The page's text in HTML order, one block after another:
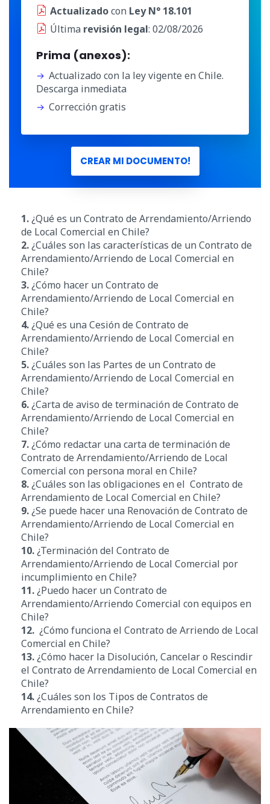
Actualizadocon Ley N° 18.101
Última revisión legal: 02/08/2026
Prima (anexos):
Actualizado con la ley vigente en Chile.
Descarga inmediata
Corrección gratis
CREAR MI DOCUMENTO!
1.¿Qué es un Contrato de Arrendamiento/Arriendo
de Local Comercial en Chile?
2.¿Cuáles son las características de un Contrato de
Arrendamiento/Arriendo de Local Comercial en
Chile?
3.¿Cómo hacer un Contrato de
Arrendamiento/Arriendo de Local Comercial en
Chile?
4.¿Qué es una Cesión de Contrato de
Arrendamiento/Arriendo de Local Comercial en
Chile?
5.¿Cuáles son las Partes de un Contrato de
Arrendamiento/Arriendo de Local Comercial en
Chile?
6.¿Carta de aviso de terminación de Contrato de
Arrendamiento/Arriendo de Local Comercial en
Chile?
7.¿Cómo redactar una carta de terminación de
Contrato de Arrendamiento/Arriendo de Local
Comercial con persona moral en Chile?
8.¿Cuáles son las obligaciones en el Contrato de
Arrendamiento de Local Comercial en Chile?
9.¿Se puede hacer una Renovación de Contrato de
Arrendamiento/Arriendo de Local Comercial en
Chile?
10.¿Terminación del Contrato de
Arrendamiento/Arriendo de Local Comercial por
incumplimiento en Chile?
11.¿Puedo hacer un Contrato de
Arrendamiento/Arriendo Comercial con equipos en
Chile?
12. ¿Cómo funciona el Contrato de Arriendo de Local
Comercial en Chile?
13.¿Cómo hacer la Disolución, Cancelar o Rescindir
el Contrato de Arrendamiento de Local Comercial en
Chile?
14.¿Cuáles son los Tipos de Contratos de
Arrendamiento en Chile?